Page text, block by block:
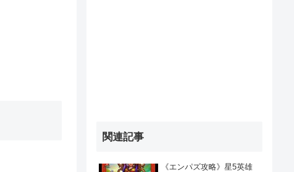
関連記事
《エンパズ攻略》星5英雄